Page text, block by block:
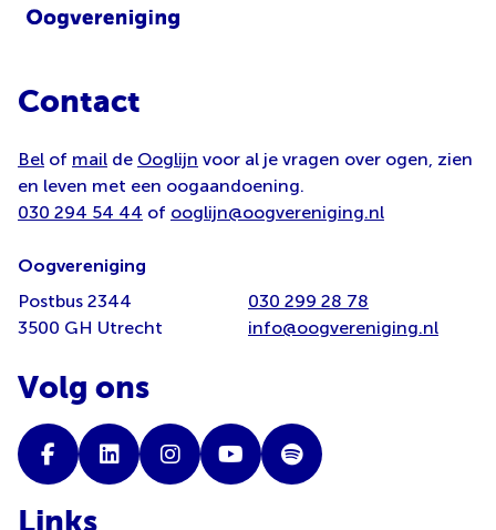
Contact
Bel of mail de Ooglijn voor al je vragen over ogen, zien
en leven met een oogaandoening.
030 294 54 44 of ooglijn@oogvereniging.nl
Oogvereniging
Postbus 2344
3500 GH Utrecht
030 299 28 78
info@oogvereniging.nl
Volg ons
Links